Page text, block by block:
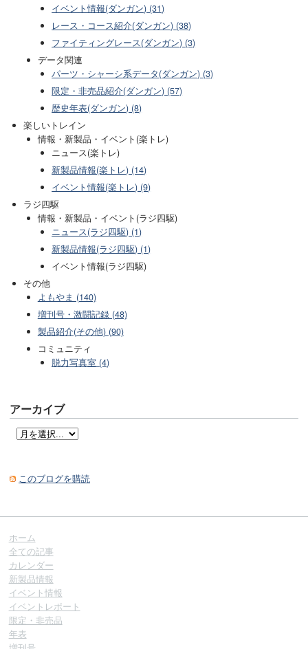
イベント情報(ダンガン) (31)
レース・コース紹介(ダンガン) (38)
ファイティングレース(ダンガン) (3)
データ関連
パーツ・シャーシ系データ(ダンガン) (3)
限定・非売品紹介(ダンガン) (57)
歴史年表(ダンガン) (8)
楽しいトレイン
情報・新製品・イベント(楽トレ)
ニュース(楽トレ)
新製品情報(楽トレ) (14)
イベント情報(楽トレ) (9)
ラジ四駆
情報・新製品・イベント(ラジ四駆)
ニュース(ラジ四駆) (1)
新製品情報(ラジ四駆) (1)
イベント情報(ラジ四駆)
その他
よもやま (140)
増刊号・激闘記録 (48)
製品紹介(その他) (90)
コミュニティ
脱力写真室 (4)
アーカイブ
このブログを購読
ホーム
全ての記事
カレンダー
新製品情報
イベント情報
イベントレポート
限定・非売品
年表